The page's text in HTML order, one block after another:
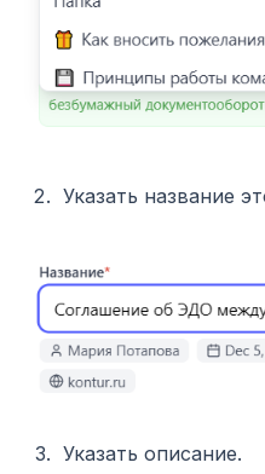
Указать название
Указать описание.